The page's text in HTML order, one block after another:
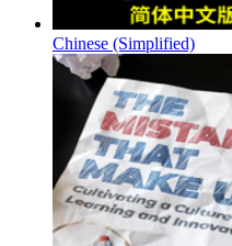
Chinese (Simplified)